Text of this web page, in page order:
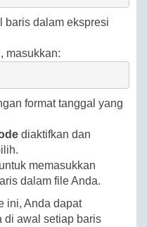
baris dalam ekspresi
, masukkan:
format tanggal yang
diaktifkan dan
untuk memasukkan
dalam file Anda.
ini, Anda dapat
di awal setiap baris